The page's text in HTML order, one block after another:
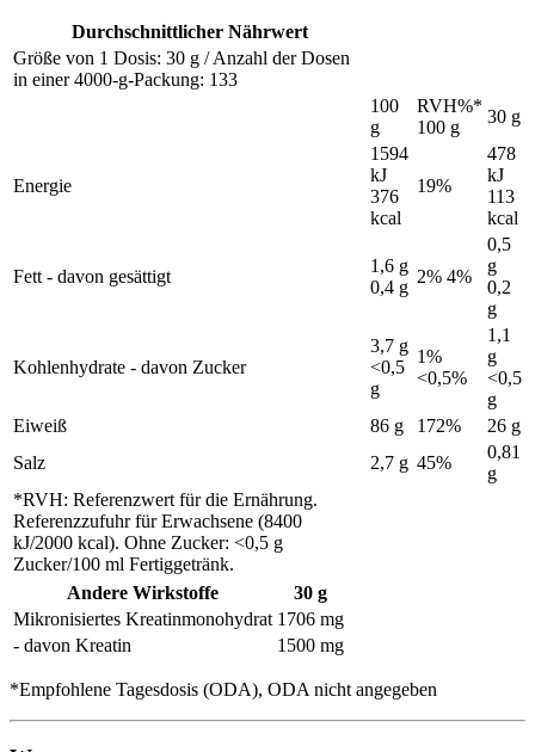
Durchschnittlicher Nährwert
Größe von 1 Dosis: 30 g / Anzahl der Dosen
in einer 4000-g-Packung: 133
100
g
RVH%*
100 g
30 g
Energie
1594
kJ
376
kcal
19%
478
kJ
113
kcal
Fett - davon gesättigt
1,6 g
0,4 g
2% 4%
0,5
g
0,2
g
Kohlenhydrate - davon Zucker
3,7 g
<0,5
g
1%
<0,5%
1,1
g
<0,5
g
Eiweiß
86 g 172%
26 g
Salz
2,7 g 45%
0,81
g
*RVH: Referenzwert für die Ernährung.
Referenzzufuhr für Erwachsene (8400
kJ/2000 kcal). Ohne Zucker: <0,5 g
Zucker/100 ml Fertiggetränk.
Andere Wirkstoffe
30 g
Mikronisiertes Kreatinmonohydrat 1706 mg
- davon Kreatin
1500 mg
*Empfohlene Tagesdosis (ODA), ODA nicht angegeben